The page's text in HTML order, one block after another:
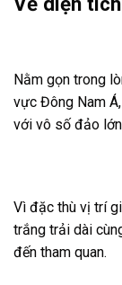
Nằm gọn trong
vực Đông Nam
với vô số đảo lớn
Vì đặc thù vị trí
trắng trải dài
đến tham quan.